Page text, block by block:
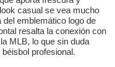
casual se vea mucho
emblemático logo de
resalta la conexión con
MLB, lo que sin duda
profesional.